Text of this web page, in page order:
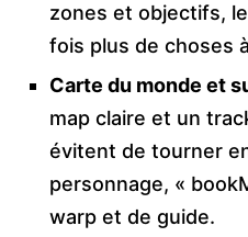
zones et objectifs,
fois plus de choses
Carte du monde et
map claire et un
évitent de tourner
personnage, «
warp et de guide.